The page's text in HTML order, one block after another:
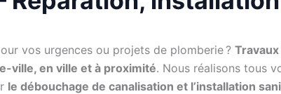
vos urgences ou projets de plomberie ? Travaux
ville, en ville et à proximité. Nous réalisons tous
le débouchage de canalisation et l’installation